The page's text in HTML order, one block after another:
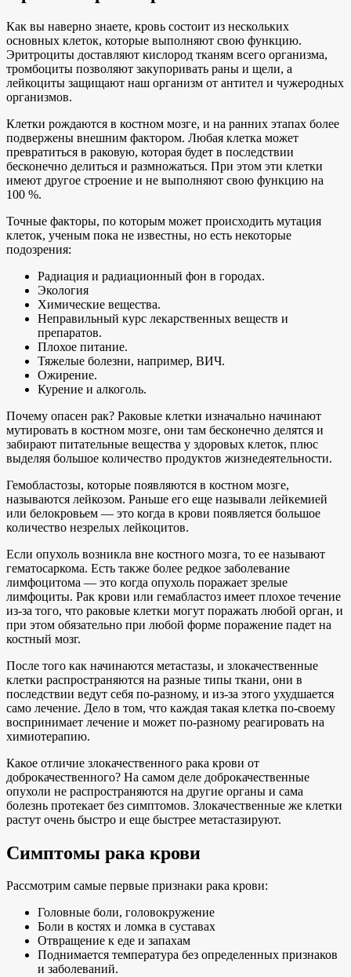
Как вы наверно знаете, кровь состоит из нескольких
основных клеток, которые выполняют свою функцию.
Эритроциты доставляют кислород тканям всего организма,
тромбоциты позволяют закупоривать раны и щели, а
лейкоциты защищают наш организм от антител и чужеродных
организмов.
Клетки рождаются в костном мозге, и на ранних этапах более
подвержены внешним фактором. Любая клетка может
превратиться в раковую, которая будет в последствии
бесконечно делиться и размножаться. При этом эти клетки
имеют другое строение и не выполняют свою функцию на
100 %.
Точные факторы, по которым может происходить мутация
клеток, ученым пока не известны, но есть некоторые
подозрения:
Радиация и радиационный фон в городах.
Экология
Химические вещества.
Неправильный курс лекарственных веществ и
препаратов.
Плохое питание.
Тяжелые болезни, например, ВИЧ.
Ожирение.
Курение и алкоголь.
Почему опасен рак? Раковые клетки изначально начинают
мутировать в костном мозге, они там бесконечно делятся и
забирают питательные вещества у здоровых клеток, плюс
выделяя большое количество продуктов жизнедеятельности.
Гемобластозы, которые появляются в костном мозге,
называются лейкозом. Раньше его еще называли лейкемией
или белокровьем — это когда в крови появляется большое
количество незрелых лейкоцитов.
Если опухоль возникла вне костного мозга, то ее называют
гематосаркома. Есть также более редкое заболевание
лимфоцитома — это когда опухоль поражает зрелые
лимфоциты. Рак крови или гемабластоз имеет плохое течение
из-за того, что раковые клетки могут поражать любой орган, и
при этом обязательно при любой форме поражение падет на
костный мозг.
После того как начинаются метастазы, и злокачественные
клетки распространяются на разные типы ткани, они в
последствии ведут себя по-разному, и из-за этого ухудшается
само лечение. Дело в том, что каждая такая клетка по-своему
воспринимает лечение и может по-разному реагировать на
химиотерапию.
Какое отличие злокачественного рака крови от
доброкачественного? На самом деле доброкачественные
опухоли не распространяются на другие органы и сама
болезнь протекает без симптомов. Злокачественные же клетки
растут очень быстро и еще быстрее метастазируют.
Симптомы рака крови
Рассмотрим самые первые признаки рака крови:
Головные боли, головокружение
Боли в костях и ломка в суставах
Отвращение к еде и запахам
Поднимается температура без определенных признаков
и заболеваний.